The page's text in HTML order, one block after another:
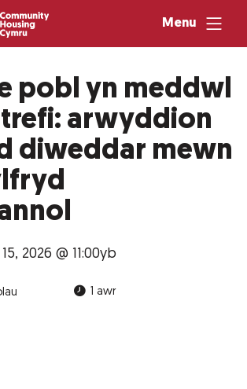
Menu
pobl yn meddwl
arwyddion
diweddar mewn
2026 @ 11:00yb
1 awr